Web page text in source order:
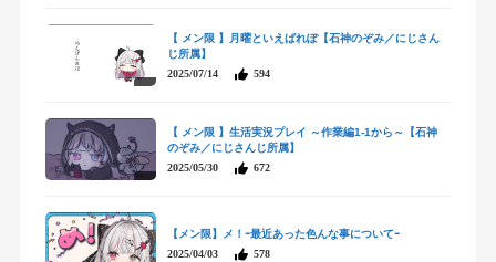
【 メン限 】月曜といえばれぽ【石神のぞみ／にじさん
じ所属】
2025/07/14
594
【 メン限 】生活実況プレイ ～作業編1-1から～【石神
のぞみ／にじさんじ所属】
2025/05/30
672
【メン限】メ！ｰ最近あった色んな事についてｰ
2025/04/03
578